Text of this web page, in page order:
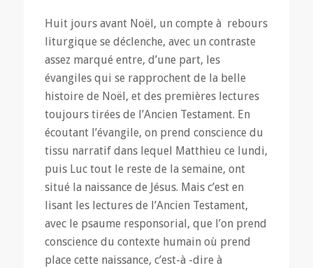
Huit jours avant Noël, un compte à rebours
liturgique se déclenche, avec un contraste
assez marqué entre, d’une part, les
évangiles qui se rapprochent de la belle
histoire de Noël, et des premières lectures
toujours tirées de l’Ancien Testament. En
écoutant l’évangile, on prend conscience du
tissu narratif dans lequel Matthieu ce lundi,
puis Luc tout le reste de la semaine, ont
situé la naissance de Jésus. Mais c’est en
lisant les lectures de l’Ancien Testament,
avec le psaume responsorial, que l’on prend
conscience du contexte humain où prend
place cette naissance, c’est-à -dire à